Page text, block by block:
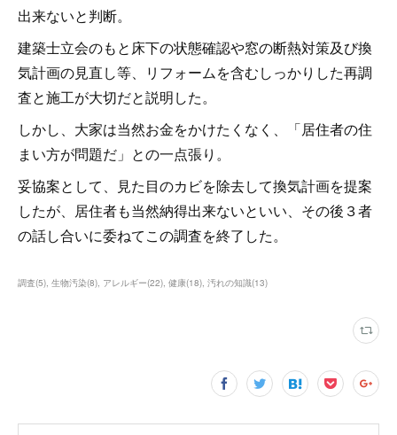
出来ないと判断。
建築士立会のもと床下の状態確認や窓の断熱対策及び換
気計画の見直し等、リフォームを含むしっかりした再調
査と施工が大切だと説明した。
しかし、大家は当然お金をかけたくなく、「居住者の住
まい方が問題だ」との一点張り。
妥協案として、見た目のカビを除去して換気計画を提案
したが、居住者も当然納得出来ないといい、その後３者
の話し合いに委ねてこの調査を終了した。
調査(5) 生物汚染(8) アレルギー(22) 健康(18) 汚れの知識(13)